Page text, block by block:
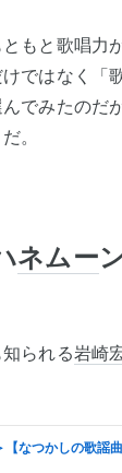
もと歌唱力
ではなく「
でみたのだ
。
ネムー
られる岩崎